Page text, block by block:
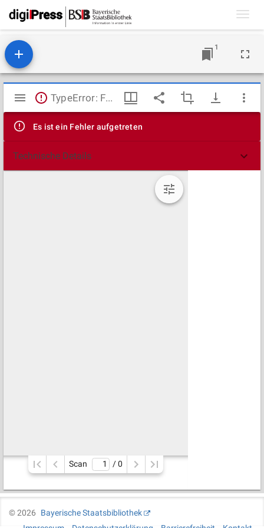
1
Mirador
Viewer
TypeError: Failed to fetch
Es ist ein Fehler aufgetreten
Technische Details
Scan / 0
©2026
Bayerische Staatsbibliothek